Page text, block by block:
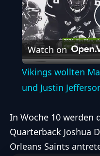
Watch on
Vikings wollten
und Justin
In Woche 10 werden
Quarterback Joshua
Orleans Saints